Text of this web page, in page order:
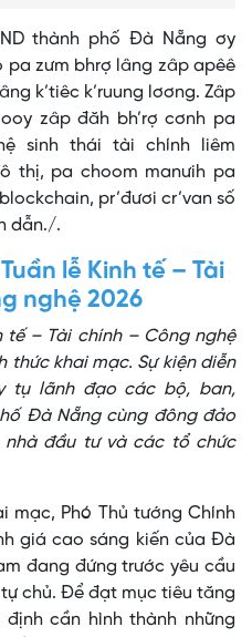
thành phố Đà Nẵng ơy
pa zưm bhrợ lâng zâp apêê
k’tiêc k’ruung lơơng. Zâp
zâp đăh bh’rợ cơnh pa
sinh thái tài chính liêm
thị, pa choom manưih pa
pr’đươi cr’van số
dẫn./.
lễ Kinh tế – Tài
nghệ 2026
tế – Tài chính – Công nghệ
thức khai mạc. Sự kiện diễn
tụ lãnh đạo các bộ, ban,
Đà Nẵng cùng đông đảo
nhà đầu tư và các tổ chức
mạc, Phó Thủ tướng Chính
giá cao sáng kiến của Đà
đang đứng trước yêu cầu
chủ. Để đạt mục tiêu tăng
cần hình thành những